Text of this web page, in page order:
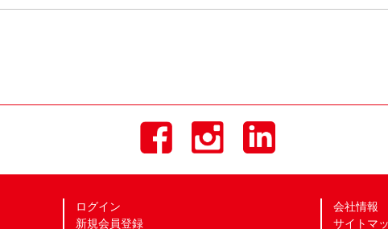
ログイン
新規会員登録
会社情報
サイトマ